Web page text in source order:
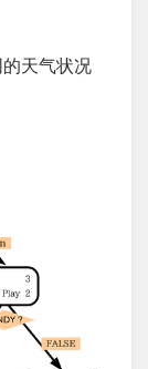
天气状况